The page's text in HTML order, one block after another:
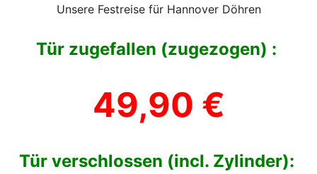
Unsere Festreise für Hannover Döhren
Tür zugefallen (zugezogen) :
49,90 €
Tür verschlossen (incl. Zylinder):